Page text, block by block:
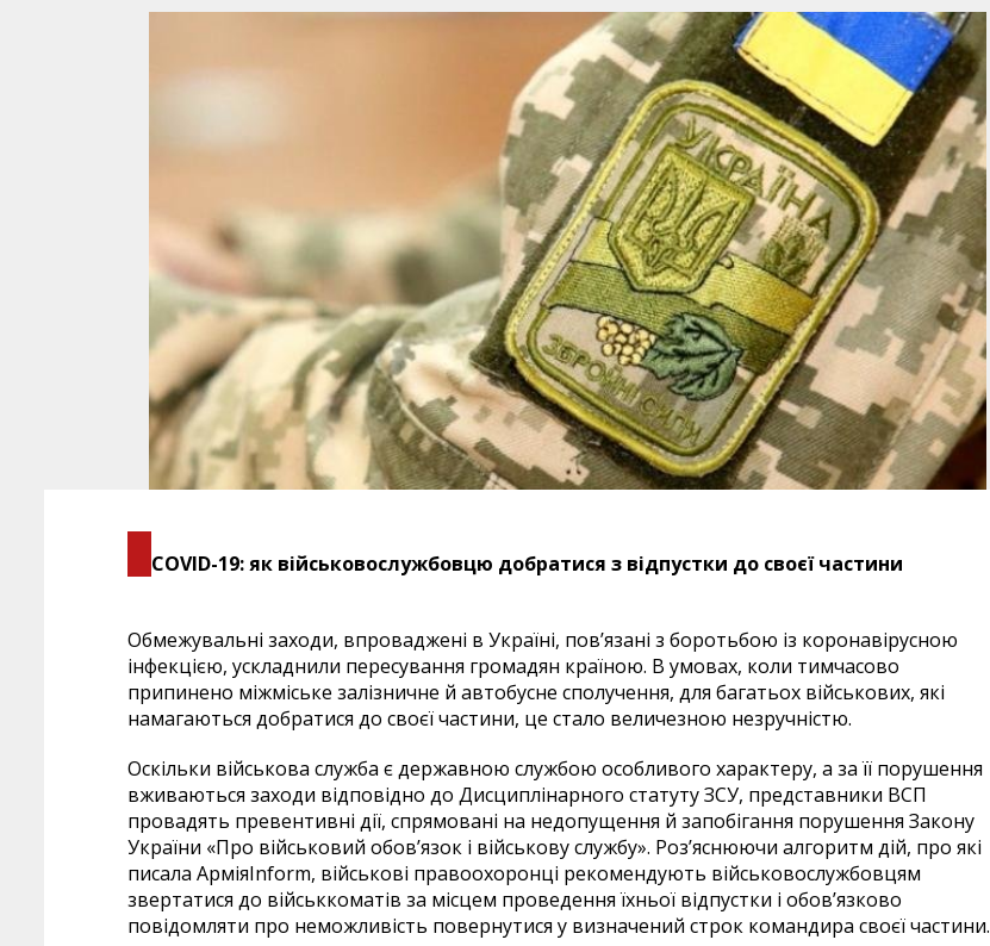
COVID-19: як військовослужбовцю добратися з відпустки до своєї частини
Обмежувальні заходи, впроваджені в Україні, пов’язані з боротьбою із коронавірусною
інфекцією, ускладнили пересування громадян країною. В умовах, коли тимчасово
припинено міжміське залізничне й автобусне сполучення, для багатьох військових, які
намагаються добратися до своєї частини, це стало величезною незручністю.
Оскільки військова служба є державною службою особливого характеру, а за її порушення
вживаються заходи відповідно до Дисциплінарного статуту ЗСУ, представники ВСП
провадять превентивні дії, спрямовані на недопущення й запобігання порушення Закону
України «Про військовий обов’язок і військову службу». Роз’яснюючи алгоритм дій, про які
писала АрміяInform, військові правоохоронці рекомендують військовослужбовцям
звертатися до військкоматів за місцем проведення їхньої відпустки і обов’язково
повідомляти про неможливість повернутися у визначений строк командира своєї частини.